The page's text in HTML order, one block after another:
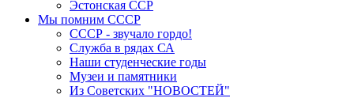
Эстонская ССР
Мы помним СССР
СССР - звучало гордо!
Служба в рядах СА
Наши студенческие годы
Музеи и памятники
Из Советских "НОВОСТЕЙ"